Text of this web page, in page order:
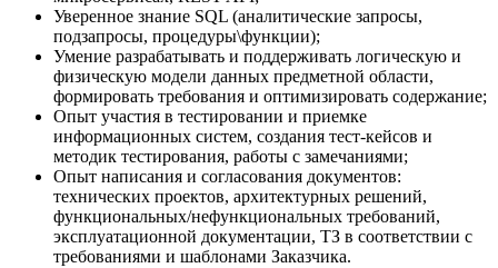
Уверенное знание SQL (аналитические запросы,
подзапросы, процедуры\функции);
Умение разрабатывать и поддерживать логическую и
физическую модели данных предметной области,
формировать требования и оптимизировать содержание;
Опыт участия в тестировании и приемке
информационных систем, создания тест-кейсов и
методик тестирования, работы с замечаниями;
Опыт написания и согласования документов:
технических проектов, архитектурных решений,
функциональных/нефункциональных требований,
эксплуатационной документации, ТЗ в соответствии с
требованиями и шаблонами Заказчика.